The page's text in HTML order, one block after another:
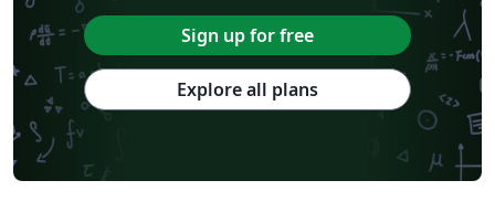
Sign up for free
Explore all plans